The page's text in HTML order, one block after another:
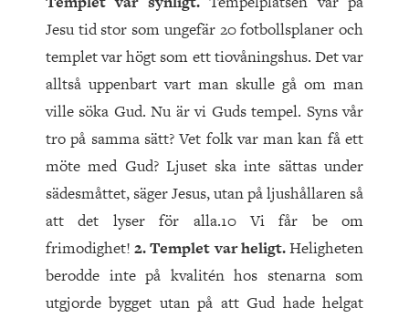
Jesu tid stor som ungefär 20 fotbollsplaner och
templet var högt som ett tiovåningshus. Det var
alltså uppenbart vart man skulle gå om man
ville söka Gud. Nu är vi Guds tempel. Syns vår
tro på samma sätt? Vet folk var man kan få ett
möte med Gud? Ljuset ska inte sättas under
sädesmåttet, säger Jesus, utan på ljushållaren så
att det lyser för alla.10 Vi får be om
frimodighet!2. Templet var heligt.Heligheten
berodde inte på kvalitén hos stenarna som
utgjorde bygget utan på att Gud hade helgat